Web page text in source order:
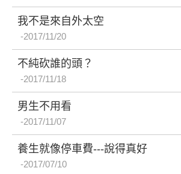
我不是來自外太空
2017/11/20
不純砍誰的頭？
2017/11/18
男生不用看
2017/11/07
養生就像停車費---說得真好
2017/07/10